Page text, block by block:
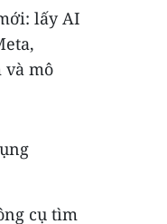
lấy AI
và mô
cụ tìm